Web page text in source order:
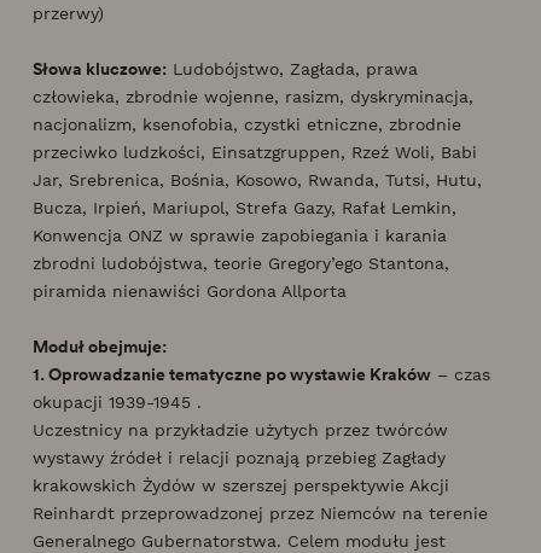
przerwy)
Słowa kluczowe: Ludobójstwo, Zagłada, prawa
człowieka, zbrodnie wojenne, rasizm, dyskryminacja,
nacjonalizm, ksenofobia, czystki etniczne, zbrodnie
przeciwko ludzkości, Einsatzgruppen, Rzeź Woli, Babi
Jar, Srebrenica, Bośnia, Kosowo, Rwanda, Tutsi, Hutu,
Bucza, Irpień, Mariupol, Strefa Gazy, Rafał Lemkin,
Konwencja ONZ w sprawie zapobiegania i karania
zbrodni ludobójstwa, teorie Gregory’ego Stantona,
piramida nienawiści Gordona Allporta
Moduł obejmuje:
1. Oprowadzanie tematyczne po wystawie Kraków – czas
okupacji 1939-1945 .
Uczestnicy na przykładzie użytych przez twórców
wystawy źródeł i relacji poznają przebieg Zagłady
krakowskich Żydów w szerszej perspektywie Akcji
Reinhardt przeprowadzonej przez Niemców na terenie
Generalnego Gubernatorstwa. Celem modułu jest